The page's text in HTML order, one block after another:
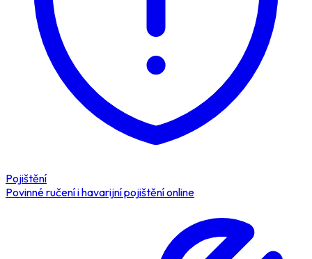
Pojištění
Povinné ručení i havarijní pojištění online